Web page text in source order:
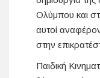
Ολύμπου και
αυτοί
στην
Παιδική